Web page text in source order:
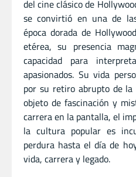
del cine clásico de
se convirtió en una de
época dorada de
etérea, su presencia
capacidad para
apasionados. Su vida
por su retiro abrupto de
objeto de fascinación y
carrera en la pantalla, el
la cultura popular es
perdura hasta el día de
vida, carrera y legado.